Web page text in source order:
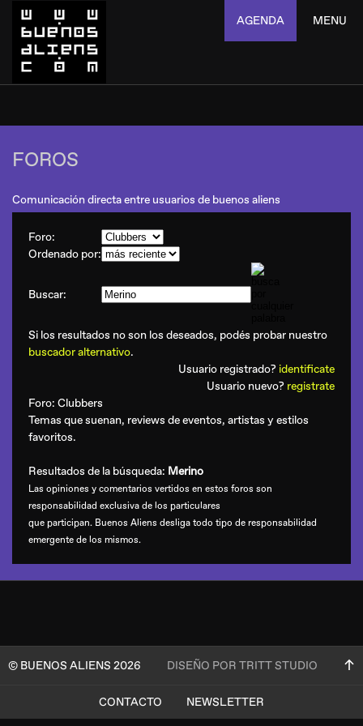
AGENDA MENU
FOROS
Comunicación directa entre usuarios de buenos aliens
Foro:
Ordenado por:
Buscar:
Si los resultados no son los deseados, podés probar nuestro
buscador alternativo.
Usuario registrado? identificate
Usuario nuevo? registrate
Foro: Clubbers
Temas que suenan, reviews de eventos, artistas y estilos
favoritos.
Resultados de la búsqueda: Merino
Las opiniones y comentarios vertidos en estos foros son
responsabilidad exclusiva de los particulares
que participan. Buenos Aliens desliga todo tipo de responsabilidad
emergente de los mismos.
© BUENOS ALIENS 2026 DISEÑO POR TRITT STUDIO
CONTACTO
NEWSLETTER